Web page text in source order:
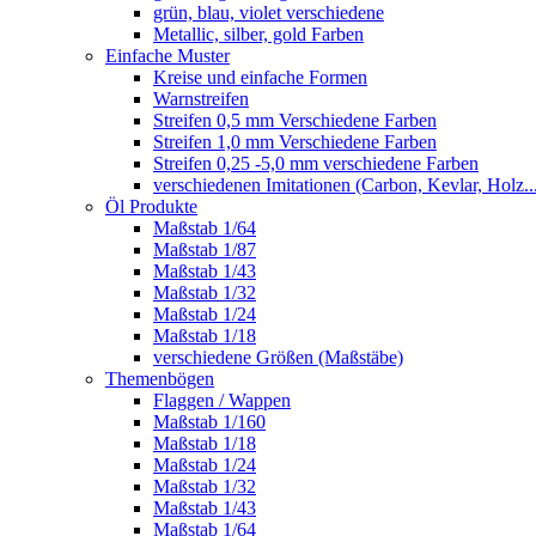
grün, blau, violet verschiedene
Metallic, silber, gold Farben
Einfache Muster
Kreise und einfache Formen
Warnstreifen
Streifen 0,5 mm Verschiedene Farben
Streifen 1,0 mm Verschiedene Farben
Streifen 0,25 -5,0 mm verschiedene Farben
verschiedenen Imitationen (Carbon, Kevlar,
Öl Produkte
Maßstab 1/64
Maßstab 1/87
Maßstab 1/43
Maßstab 1/32
Maßstab 1/24
Maßstab 1/18
verschiedene Größen (Maßstäbe)
Themenbögen
Flaggen / Wappen
Maßstab 1/160
Maßstab 1/18
Maßstab 1/24
Maßstab 1/32
Maßstab 1/43
Maßstab 1/64